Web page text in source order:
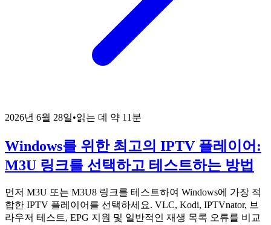
2026년 6월 28일•읽는 데 약 11분
Windows를 위한 최고의 IPTV 플레이어:
M3U 링크를 선택하고 테스트하는 방법
먼저 M3U 또는 M3U8 링크를 테스트하여 Windows에 가장 적
합한 IPTV 플레이어를 선택하세요. VLC, Kodi, IPTVnator, 브
라우저 테스트, EPG 지원 및 일반적인 재생 목록 오류를 비교